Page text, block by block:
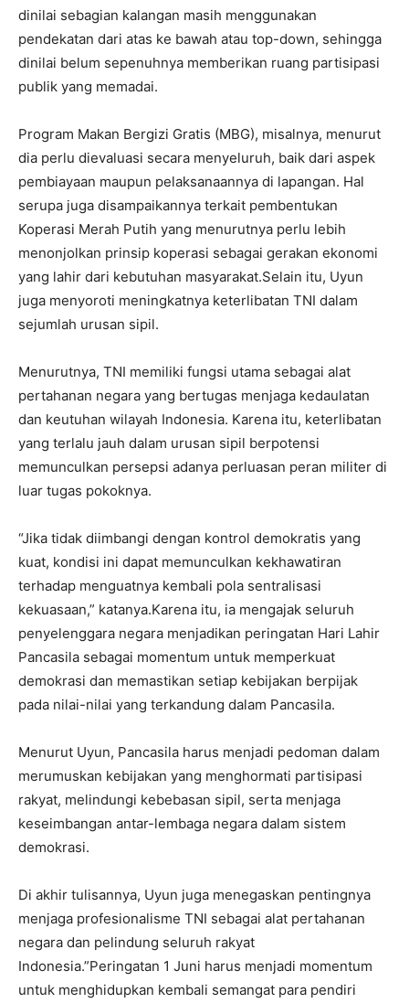
dinilai sebagian kalangan masih menggunakan
pendekatan dari atas ke bawah atau top-down, sehingga
dinilai belum sepenuhnya memberikan ruang partisipasi
publik yang memadai.
Program Makan Bergizi Gratis (MBG), misalnya, menurut
dia perlu dievaluasi secara menyeluruh, baik dari aspek
pembiayaan maupun pelaksanaannya di lapangan. Hal
serupa juga disampaikannya terkait pembentukan
Koperasi Merah Putih yang menurutnya perlu lebih
menonjolkan prinsip koperasi sebagai gerakan ekonomi
yang lahir dari kebutuhan masyarakat.Selain itu, Uyun
juga menyoroti meningkatnya keterlibatan TNI dalam
sejumlah urusan sipil.
Menurutnya, TNI memiliki fungsi utama sebagai alat
pertahanan negara yang bertugas menjaga kedaulatan
dan keutuhan wilayah Indonesia. Karena itu, keterlibatan
yang terlalu jauh dalam urusan sipil berpotensi
memunculkan persepsi adanya perluasan peran militer di
luar tugas pokoknya.
“Jika tidak diimbangi dengan kontrol demokratis yang
kuat, kondisi ini dapat memunculkan kekhawatiran
terhadap menguatnya kembali pola sentralisasi
kekuasaan,” katanya.Karena itu, ia mengajak seluruh
penyelenggara negara menjadikan peringatan Hari Lahir
Pancasila sebagai momentum untuk memperkuat
demokrasi dan memastikan setiap kebijakan berpijak
pada nilai-nilai yang terkandung dalam Pancasila.
Menurut Uyun, Pancasila harus menjadi pedoman dalam
merumuskan kebijakan yang menghormati partisipasi
rakyat, melindungi kebebasan sipil, serta menjaga
keseimbangan antar-lembaga negara dalam sistem
demokrasi.
Di akhir tulisannya, Uyun juga menegaskan pentingnya
menjaga profesionalisme TNI sebagai alat pertahanan
negara dan pelindung seluruh rakyat
Indonesia.”Peringatan 1 Juni harus menjadi momentum
untuk menghidupkan kembali semangat para pendiri